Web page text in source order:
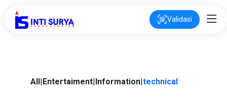
Validasi
All|Entertaiment|Information|technical